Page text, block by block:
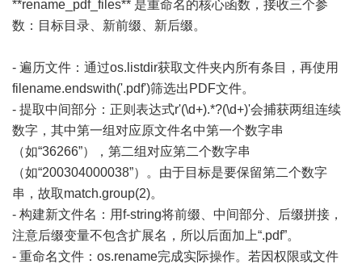
**rename_pdf_files** 是重命名的核心函数，接收三个参
数：目标目录、新前缀、新后缀。
- 遍历文件：通过os.listdir获取文件夹内所有条目，再使用
filename.endswith('.pdf')筛选出PDF文件。
- 提取中间部分：正则表达式r'(\d+).*?(\d+)'会捕获两组连续
数字，其中第一组对应原文件名中第一个数字串
（如“36266”），第二组对应第二个数字串
（如“200304000038”）。由于目标是要保留第二个数字
串，故取match.group(2)。
- 构建新文件名：用f-string将前缀、中间部分、后缀拼接，
注意后缀变量不包含扩展名，所以后面加上“.pdf”。
- 重命名文件：os.rename完成实际操作。若因权限或文件